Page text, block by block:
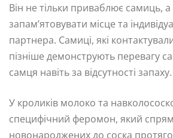
Він не тільки приваблює самиць,
запам’ятовувати місце та
партнера. Самиці, які
пізніше демонструють перевагу
самця навіть за відсутності запаху.
У кроликів молоко та
специфічний феромон, який
новонароджених до соска